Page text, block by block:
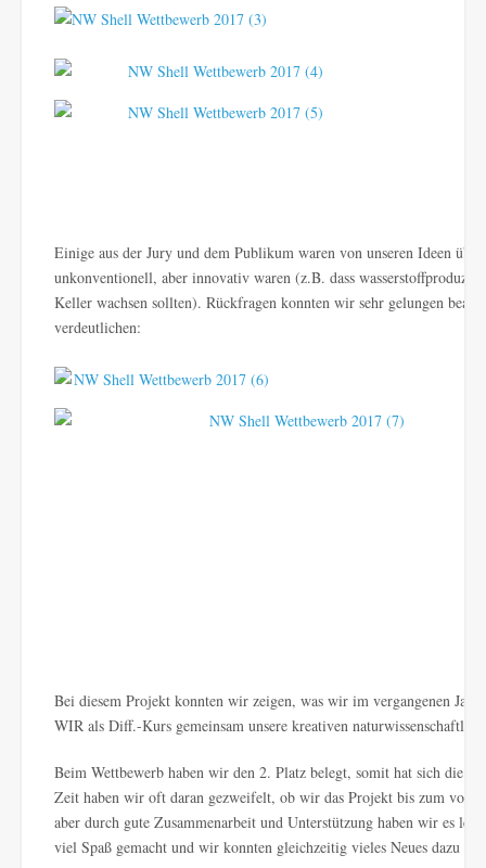
Einige aus der Jury und dem Publikum waren von unseren Ideen
unkonventionell, aber innovativ waren (z.B. dass
Keller wachsen sollten). Rückfragen konnten wir sehr gelungen
verdeutlichen:
Bei diesem Projekt konnten wir zeigen, was wir im vergangenen
WIR als Diff.-Kurs gemeinsam unsere kreativen
Beim Wettbewerb haben wir den 2. Platz belegt, somit hat sich die
Zeit haben wir oft daran gezweifelt, ob wir das Projekt bis zum
aber durch gute Zusammenarbeit und Unterstützung haben wir es
viel Spaß gemacht und wir konnten gleichzeitig vieles Neues dazu